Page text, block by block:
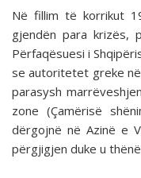
Në fillim të korrikut
gjendën para krizës,
Përfaqësuesi i
se autoritetet greke
parasysh
zone (Çamërisë
dërgojnë në Azinë e
përgjigjen duke u